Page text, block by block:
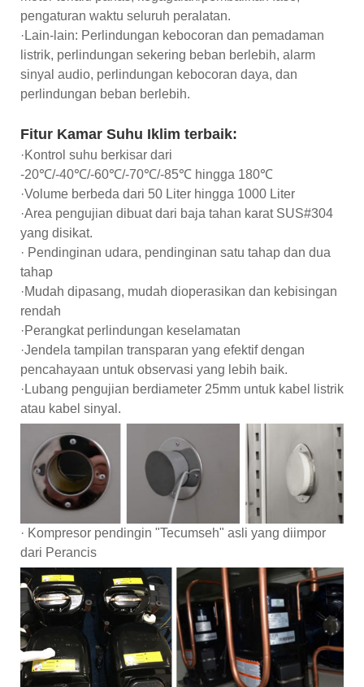
pengaturan waktu seluruh peralatan.
·Lain-lain: Perlindungan kebocoran dan pemadaman
listrik, perlindungan sekering beban berlebih, alarm
sinyal audio, perlindungan kebocoran daya, dan
perlindungan beban berlebih.
Fitur Kamar Suhu Iklim terbaik:
·Kontrol suhu berkisar dari
-20℃/-40℃/-60℃/-70℃/-85℃ hingga 180℃
·Volume berbeda dari 50 Liter hingga 1000 Liter
·Area pengujian dibuat dari baja tahan karat SUS#304
yang disikat.
· Pendinginan udara, pendinginan satu tahap dan dua
tahap
·Mudah dipasang, mudah dioperasikan dan kebisingan
rendah
·Perangkat perlindungan keselamatan
·Jendela tampilan transparan yang efektif dengan
pencahayaan untuk observasi yang lebih baik.
·Lubang pengujian berdiameter 25mm untuk kabel listrik
atau kabel sinyal.
· Kompresor pendingin "Tecumseh" asli yang diimpor
dari Perancis